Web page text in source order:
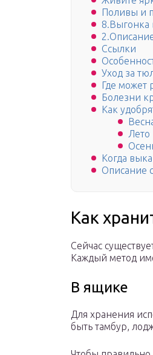
Поливы и
8.Выгонка
Ссылки
Уход за
Где может
Болезни
Как
Лето
Когда
Описание
Как
Сейчас
Каждый метод
В ящике
Для хранения
быть тамбур,